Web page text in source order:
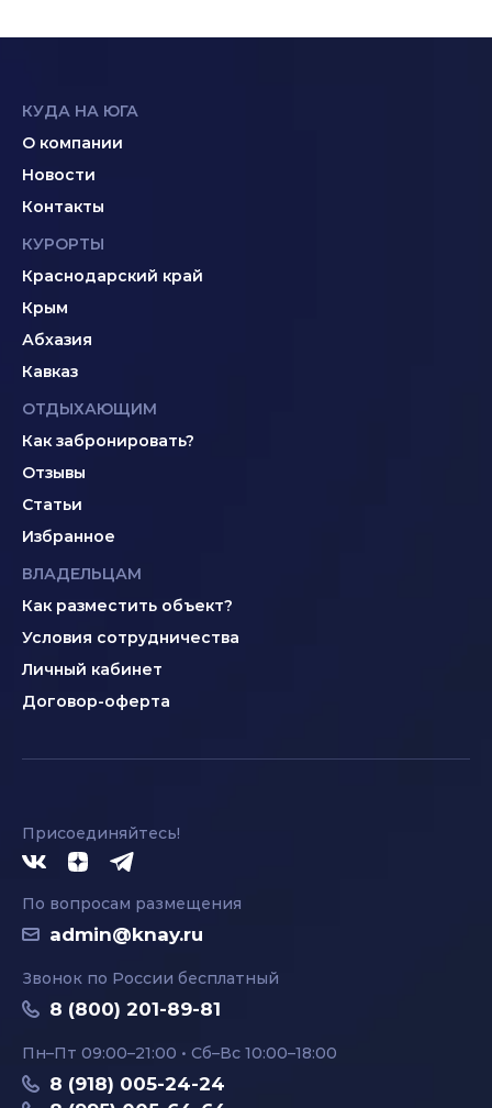
КУДА НА ЮГА
О компании
Новости
Контакты
КУРОРТЫ
Краснодарский край
Крым
Абхазия
Кавказ
ОТДЫХАЮЩИМ
Как забронировать?
Отзывы
Статьи
Избранное
ВЛАДЕЛЬЦАМ
Как разместить объект?
Условия сотрудничества
Личный кабинет
Договор-оферта
Присоединяйтесь!
По вопросам размещения
admin@knay.ru
Звонок по России бесплатный
8 (800) 201-89-81
Пн–Пт 09:00–21:00 • Сб–Вс 10:00–18:00
8 (918) 005-24-24